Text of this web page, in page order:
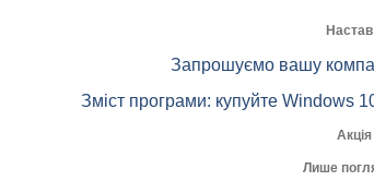
Запрошуємо вашу
Зміст програми: купуйте Windows
А
Лише